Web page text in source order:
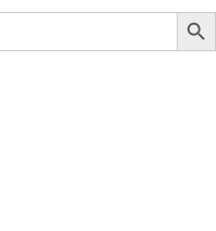
Search